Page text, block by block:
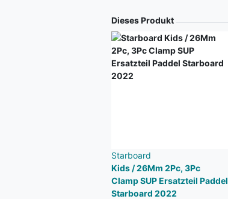
Dieses Produkt
Starboard
Kids / 26Mm 2Pc, 3Pc
Clamp SUP Ersatzteil Paddel
Starboard 2022